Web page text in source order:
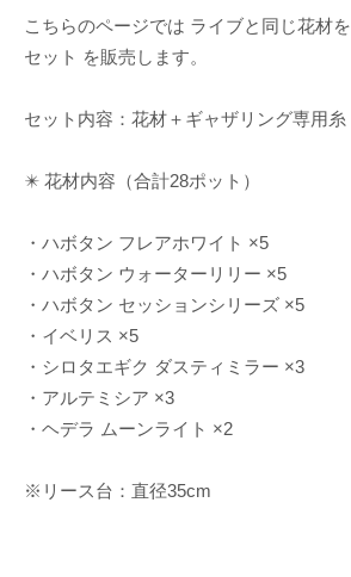
こちらのページでは ライブと同じ花材
セット を販売します。
セット内容：花材＋ギャザリング専用糸
✴️ 花材内容（合計28ポット）
・ハボタン フレアホワイト ×5
・ハボタン ウォーターリリー ×5
・ハボタン セッションシリーズ ×5
・イベリス ×5
・シロタエギク ダスティミラー ×3
・アルテミシア ×3
・ヘデラ ムーンライト ×2
※リース台：直径35cm